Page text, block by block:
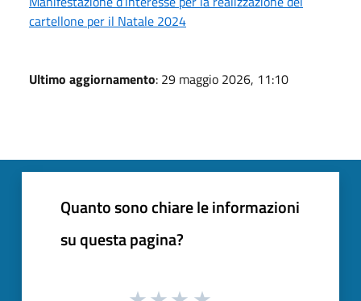
cartellone per il Natale 2024
Ultimo aggiornamento: 29 maggio 2026, 11:10
Quanto sono chiare le informazioni
su questa pagina?